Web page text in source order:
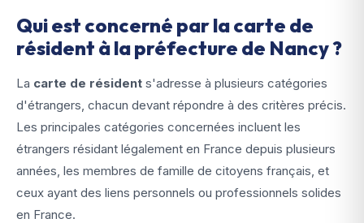
Qui est concerné par la carte de
résident à la préfecture de Nancy ?
La carte de résident s'adresse à plusieurs catégories
d'étrangers, chacun devant répondre à des critères précis.
Les principales catégories concernées incluent les
étrangers résidant légalement en France depuis plusieurs
années, les membres de famille de citoyens français, et
ceux ayant des liens personnels ou professionnels solides
en France.